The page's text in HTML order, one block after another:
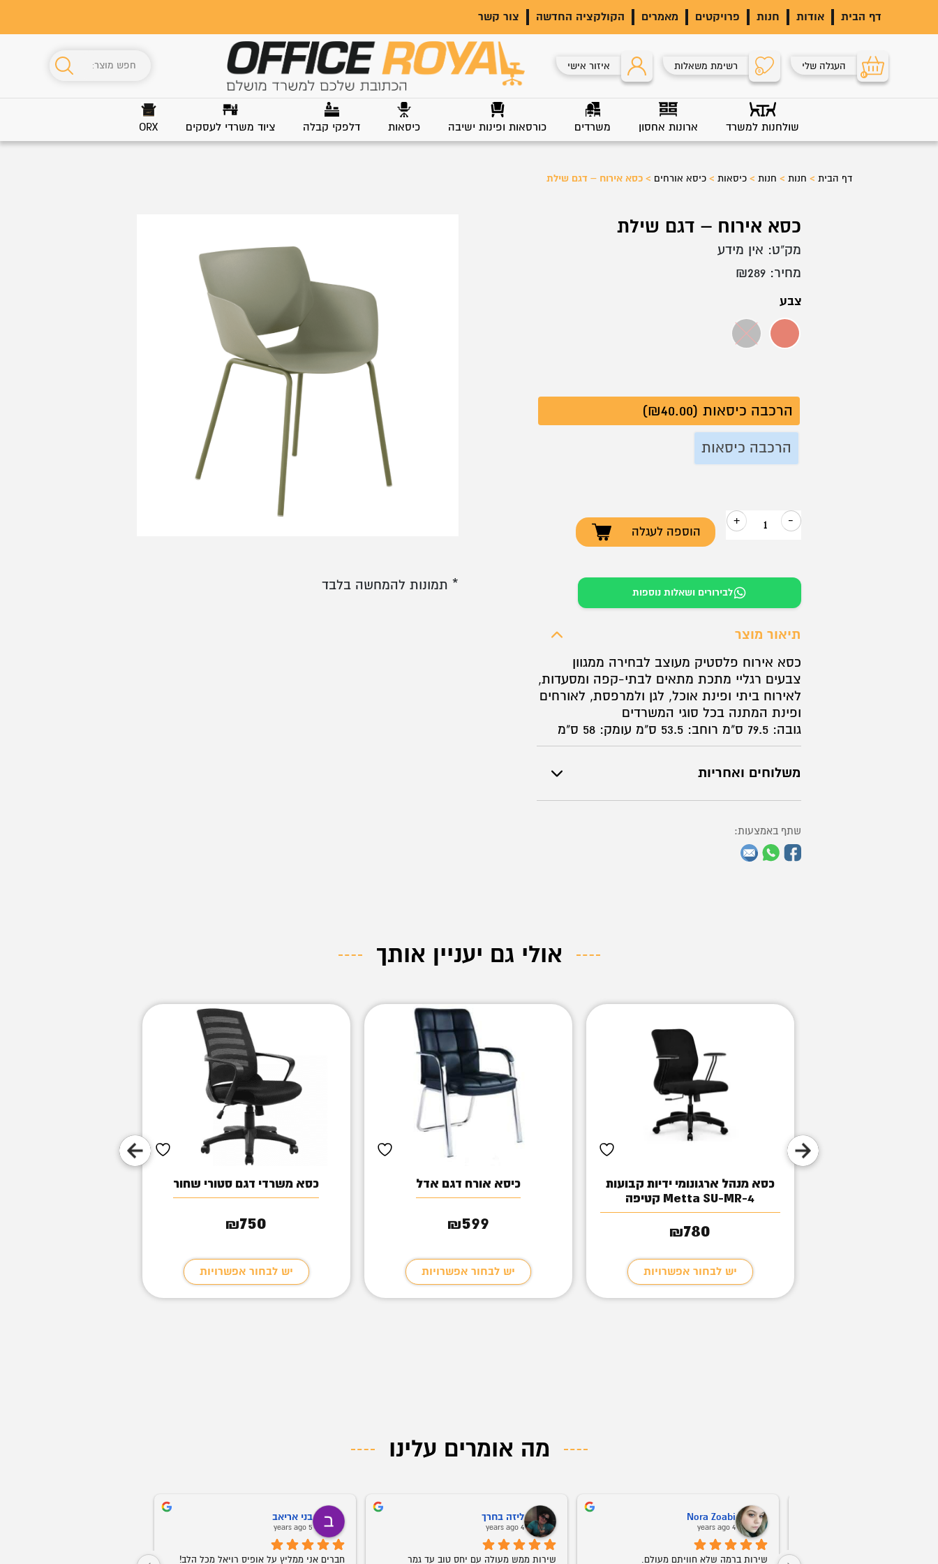
דף הבית אודות חנות פרויקטים מאמרים הקולקציה החדשה צור קשר
0
העגלה שלי 0 רשימת משאלות איזור אישי
שולחנות למשרד ארונות אחסון משרדים כורסאות ופינות ישיבה כיסאות דלפקי קבלה ציוד משרדי לעסקים ORX
דף הבית> חנות> חנות> כיסאות> כיסא אורחים > כסא אירוח – דגם שילת
כסא אירוח – דגם שילת
מחיר: ₪289
צבע
כתום שחור
הרכבה כיסאות (₪40.00)
הרכבה כיסאות
-
כמות
כסא
אירוח
דגם
שילת
+
הוספה לעגלה
מק"ט: אין מידע
לבירורים ושאלות נוספות
תיאור מוצר
כסא אירוח פלסטיק מעוצב לבחירה ממגוון
צבעים רגליי מתכת מתאים לבתי-קפה ומסעדות,
לאירוח ביתי ופינת אוכל, לגן ולמרפסת, לאורחים
ופינת המתנה בכל סוגי המשרדים
גובה: 79.5 ס"מ רוחב: 53.5 ס"מ עומק: 58 ס"מ
משלוחים ואחריות
שתף באמצעות:
* תמונות להמחשה בלבד
אולי גם יעניין אותך
כסא מנהל ארגונומי ידיות קבועות
Metta SU-MR-4 קטיפה
₪780
יש לבחור אפשרויות
כיסא אורח דגם אדל
₪599
יש לבחור אפשרויות
כסא משרדי דגם סטורי שחור
₪750
יש לבחור אפשרויות
מה אומרים עלינו
Nora Zoabi
4 years ago
שירות ברמה שלא חוויתם מעולם.
ליזה בחרך
4 years ago
שירות ממש מעולה עם יחס טוב עד גמר
בני אריאב
5 years ago